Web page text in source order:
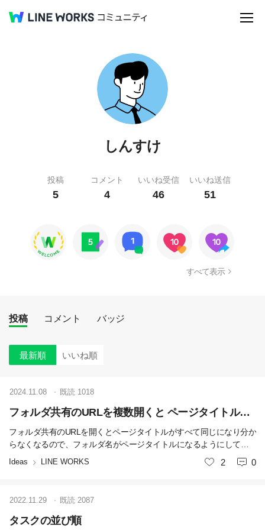
しんすけ
投稿
5
コメント
4
いいね受信
46
いいね送信
51
すべて表示
投稿 コメント バッジ
最新順 いいね順
フォルダ共有のURLを複数開くと ページタイトルがすべて同じになり どれだか分からなくなる
フォルダ共有のURLを開くとページタイトルがすべて同じになり分か
らなくなるので、フォルダ名がページタイトルになるようにしてほ
しいです
Ideas LINE WORKS
2024.11.08 既読 1018
いいね
2 0
タスクの並び順
2022.11.29 既読 2087